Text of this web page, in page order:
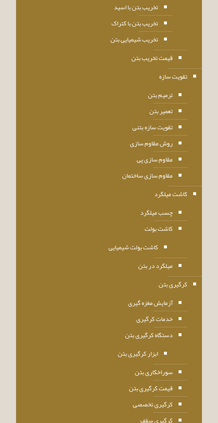
تخریب بتن با اسید
تخریب بتن با کتراک
تخریب شیمیایی بتن
قیمت تخریب بتن
تقویت سازه
ترمیم بتن
تعمیر بتن
تقویت سازه بتنی
روش مقاوم سازی
مقاوم سازی پی
مقاوم سازی ساختمان
کاشت میلگرد
چسب میلگرد
کاشت بولت
کاشت بولت شیمیایی
میلگرد در بتن
کرگیری بتن
آزمایش مغزه گیری
خدمات کرگیری
دستگاه کرگیری بتن
ابزار کرگیری بتن
سوراخکاری بتن
قیمت کرگیری بتن
کرگیری تخصصی
کرگیری سقف